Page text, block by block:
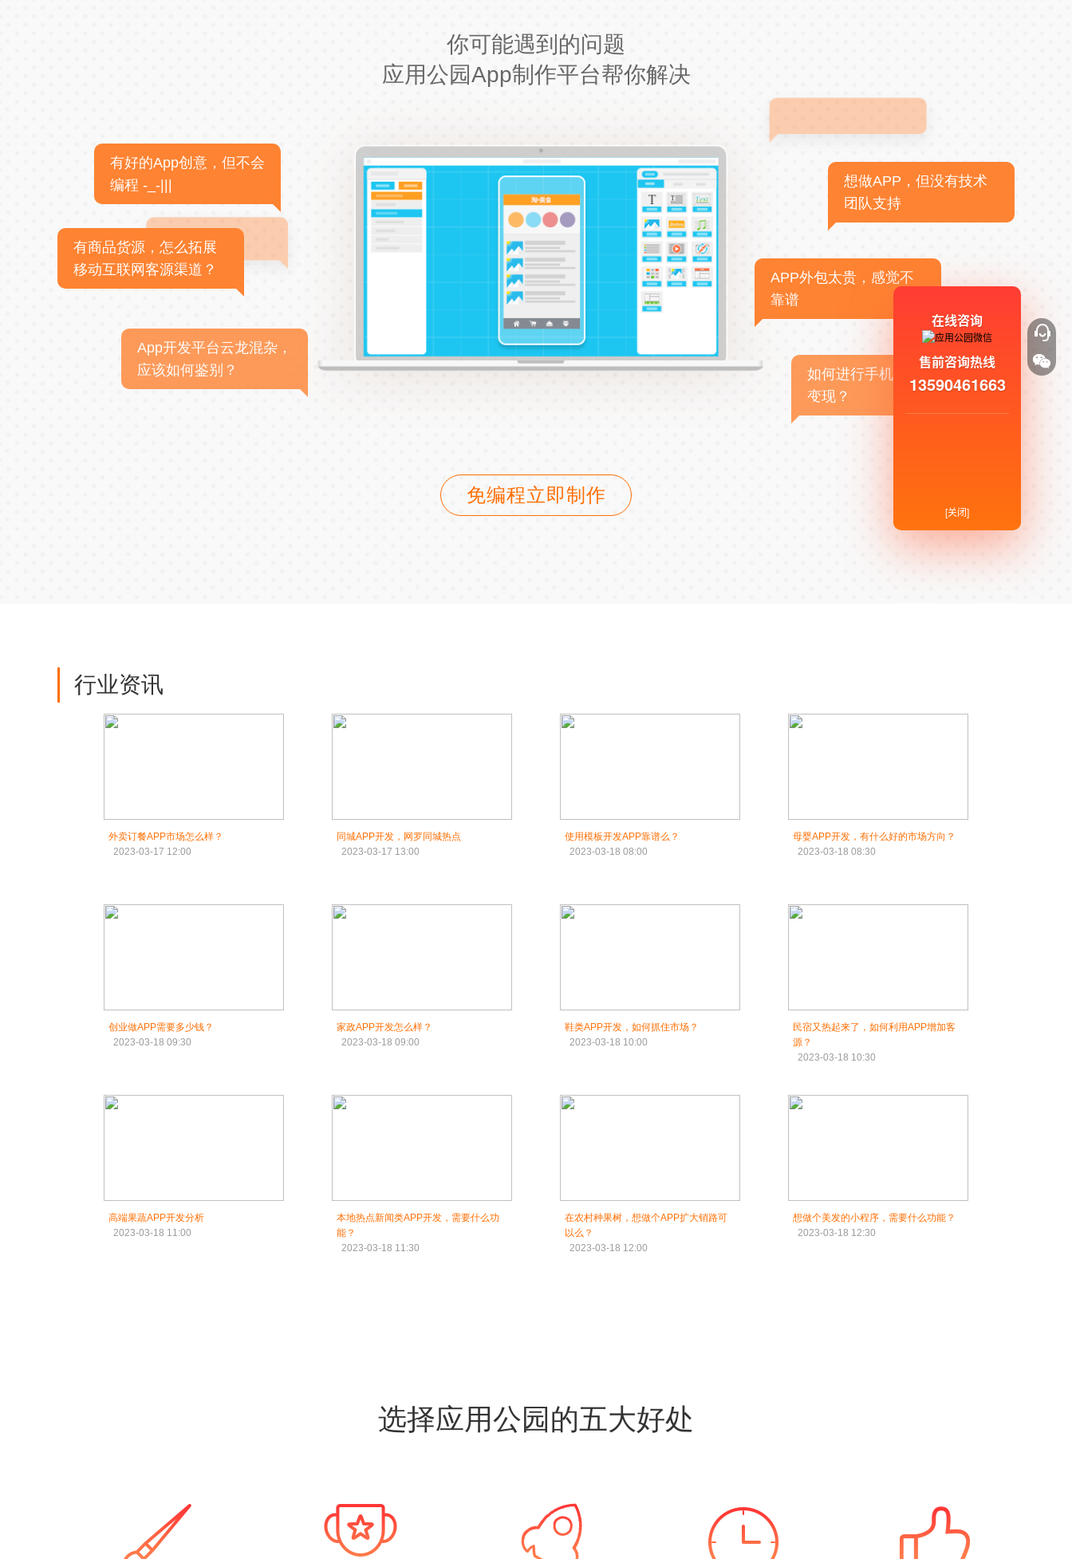
你可能遇到的问题
应用公园App制作平台帮你解决
有好的App创意，但不会
编程 -_-|||
有商品货源，怎么拓展
移动互联网客源渠道？
App开发平台云龙混杂，
应该如何鉴别？
想做APP，但没有技术
团队支持
APP外包太贵，感觉不
靠谱
如何进行手机APP商业
变现？
免编程立即制作
行业资讯
外卖订餐APP市场怎么样？
2023-03-17 12:00
同城APP开发，网罗同城热点
2023-03-17 13:00
使用模板开发APP靠谱么？
2023-03-18 08:00
母婴APP开发，有什么好的市场方向？
2023-03-18 08:30
创业做APP需要多少钱？
2023-03-18 09:30
家政APP开发怎么样？
2023-03-18 09:00
鞋类APP开发，如何抓住市场？
2023-03-18 10:00
民宿又热起来了，如何利用APP增加客
源？
2023-03-18 10:30
高端果蔬APP开发分析
2023-03-18 11:00
本地热点新闻类APP开发，需要什么功
能？
2023-03-18 11:30
在农村种果树，想做个APP扩大销路可
以么？
2023-03-18 12:00
想做个美发的小程序，需要什么功能？
2023-03-18 12:30
选择应用公园的五大好处
在线咨询
售前咨询热线
13590461663
[关闭]